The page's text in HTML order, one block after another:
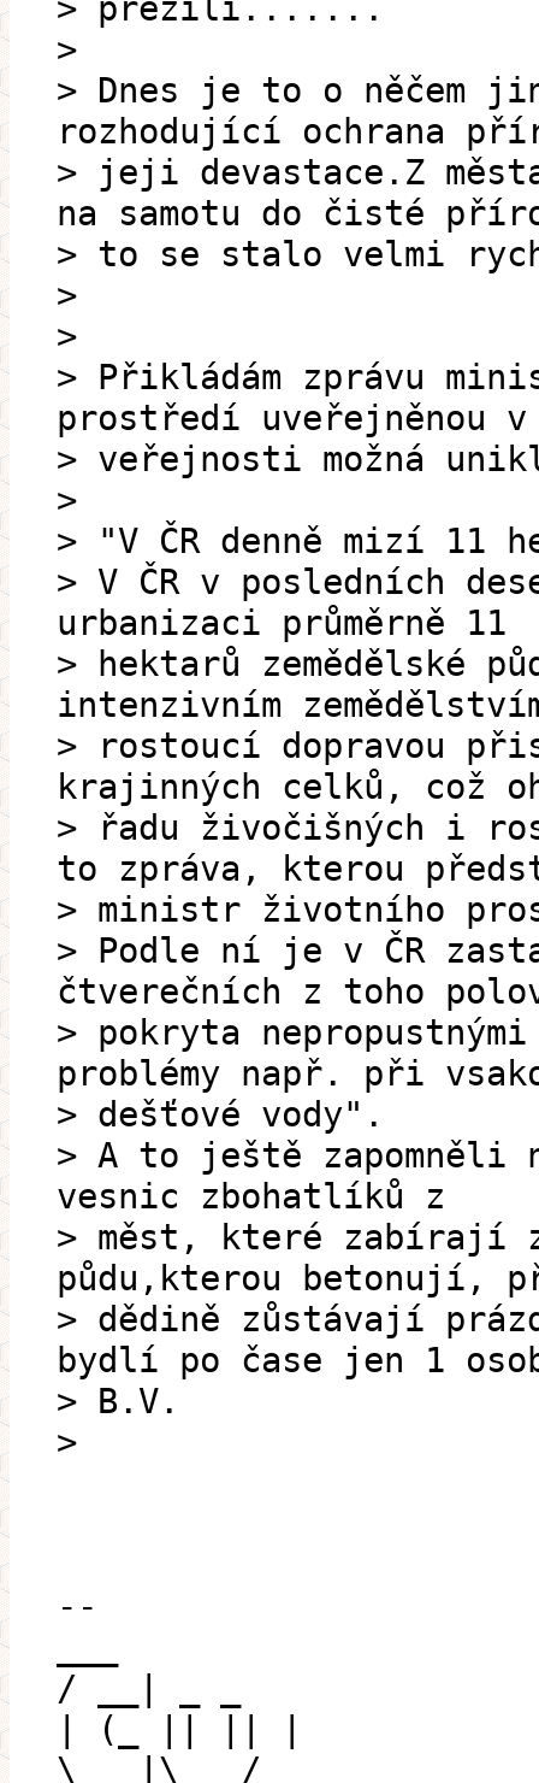
> přežili.......
>
> Dnes je to o něčem
rozhodující ochrana
> jeji devastace.Z
na samotu do čisté
> to se stalo velmi
>
>
> Přikládám zprávu
prostředí uveřejněnou v
> veřejnosti možná
>
> "V ČR denně mizí 11
> V ČR v posledních
urbanizaci průměrně 11
> hektarů zemědělské
intenzivním
> rostoucí dopravou
krajinných celků, což
> řadu živočišných i
to zpráva, kterou
> ministr životního
> Podle ní je v ČR
čtverečních z toho
> pokryta
problémy např. při
> dešťové vody".
> A to ještě
vesnic zbohatlíků z
> měst, které zabírají
půdu,kterou betonují,
> dědině zůstávají
bydlí po čase jen 1
> B.V.
>
--
/ __| _ _
| (_ || || |
\___|\___/